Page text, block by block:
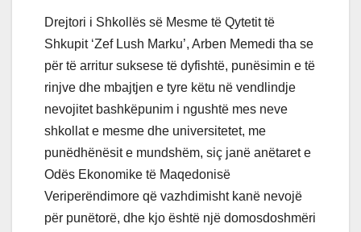
Drejtori i Shkollës së Mesme të Qytetit të
Shkupit ‘Zef Lush Marku’, Arben Memedi tha se
për të arritur suksese të dyfishtë, punësimin e të
rinjve dhe mbajtjen e tyre këtu në vendlindje
nevojitet bashkëpunim i ngushtë mes neve
shkollat e mesme dhe universitetet, me
punëdhënësit e mundshëm, siç janë anëtaret e
Odës Ekonomike të Maqedonisë
Veriperëndimore që vazhdimisht kanë nevojë
për punëtorë, dhe kjo është një domosdoshmëri